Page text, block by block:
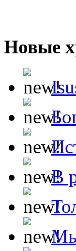
Новые
В
Мы